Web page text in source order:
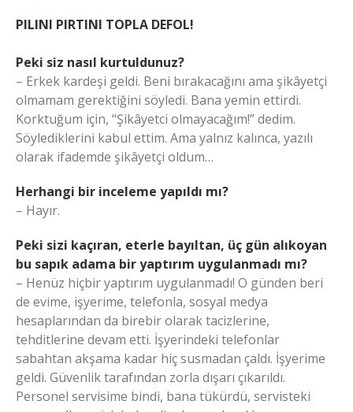
PILINI PIRTINI TOPLA DEFOL!
Peki siz nasıl kurtuldunuz?
– Erkek kardeşi geldi. Beni bırakacağını ama şikâyetçi
olmamam gerektiğini söyledi. Bana yemin ettirdi.
Korktuğum için, “Şikâyetci olmayacağım!” dedim.
Söylediklerini kabul ettim. Ama yalnız kalınca, yazılı
olarak ifademde şikâyetçi oldum…
Herhangi bir inceleme yapıldı mı?
– Hayır.
Peki sizi kaçıran, eterle bayıltan, üç gün alıkoyan
bu sapık adama bir yaptırım uygulanmadı mı?
– Henüz hiçbir yaptırım uygulanmadı! O günden beri
de evime, işyerime, telefonla, sosyal medya
hesaplarından da birebir olarak tacizlerine,
tehditlerine devam etti. İşyerindeki telefonlar
sabahtan akşama kadar hiç susmadan çaldı. İşyerime
geldi. Güvenlik tarafından zorla dışarı çıkarıldı.
Personel servisime bindi, bana tükürdü, servisteki